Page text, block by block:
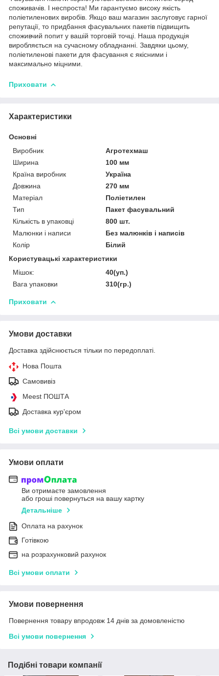
споживачів. І неспроста! Ми гарантуємо високу якість
поліетиленових виробів. Якщо ваш магазин заслуговує гарної
репутації, то придбання фасувальних пакетів підвищить
споживчий попит у вашій торговій точці. Наша продукція
виробляється на сучасному обладнанні. Завдяки цьому,
поліетиленові пакети для фасування є якісними і
максимально міцними.
Приховати
Характеристики
Основні
Виробник
Агротехмаш
Ширина
100 мм
Країна виробник
Україна
Довжина
270 мм
Матеріал
Поліетилен
Тип
Пакет фасувальний
Кількість в упаковці
800 шт.
Малюнки і написи
Без малюнків і написів
Колір
Білий
Користувацькі характеристики
Мішок:
40(уп.)
Вага упаковки
310(гр.)
Приховати
Умови доставки
Доставка здійснюється тільки по передоплаті.
Нова Пошта
Самовивіз
Meest ПОШТА
Доставка кур'єром
Всі умови доставки
Умови оплати
Ви отримаєте замовлення
або гроші повернуться на вашу картку
Детальніше
Оплата на рахунок
Готівкою
на розрахунковий рахунок
Всі умови оплати
Умови повернення
Повернення товару впродовж 14 днів за домовленістю
Всі умови повернення
Подібні товари компанії